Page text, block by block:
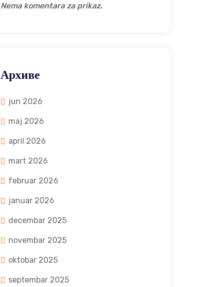
Nema komentara za prikaz.
Архиве
jun 2026
maj 2026
april 2026
mart 2026
februar 2026
januar 2026
decembar 2025
novembar 2025
oktobar 2025
septembar 2025